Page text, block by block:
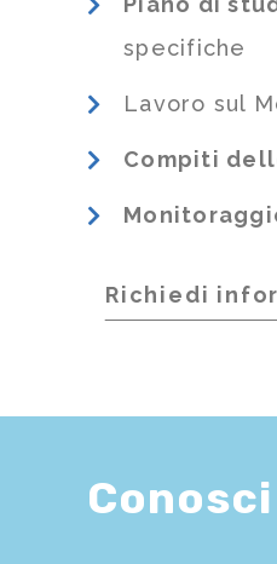
specifiche
Lavoro sul
Compiti
Richiedi